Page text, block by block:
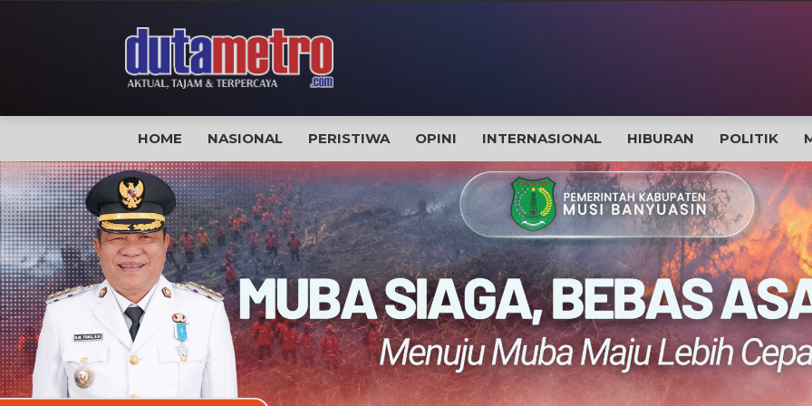
HOME NASIONAL PERISTIWA OPINI INTERNASIONAL HIBURAN POLITIK